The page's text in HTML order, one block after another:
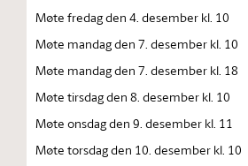
Møte fredag den 4. desember kl. 10
Møte mandag den 7. desember kl. 10
Møte mandag den 7. desember kl. 18
Møte tirsdag den 8. desember kl. 10
Møte onsdag den 9. desember kl. 11
Møte torsdag den 10. desember kl. 10